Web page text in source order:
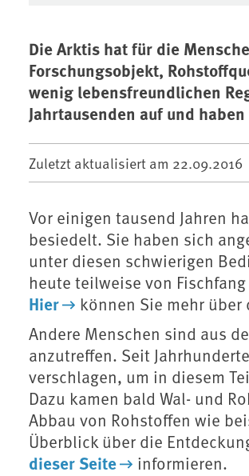
Die Arktis hat für die
Forschungsobjekt,
wenig lebensfreundlichen
Jahrtausenden auf und
Zuletzt aktualisiert am 22.09.2016
Vor einigen tausend Jahren
besiedelt. Sie haben sich
unter diesen schwierigen
heute teilweise von
Hier
können Sie mehr
Andere Menschen sind aus
anzutreffen. Seit
verschlagen, um in diesem
Dazu kamen bald Wal- und
Abbau von Rohstoffen wie
Überblick über die
dieser Seite
informieren.